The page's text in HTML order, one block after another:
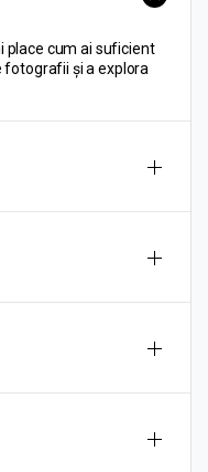
place cum ai suficient
și a explora